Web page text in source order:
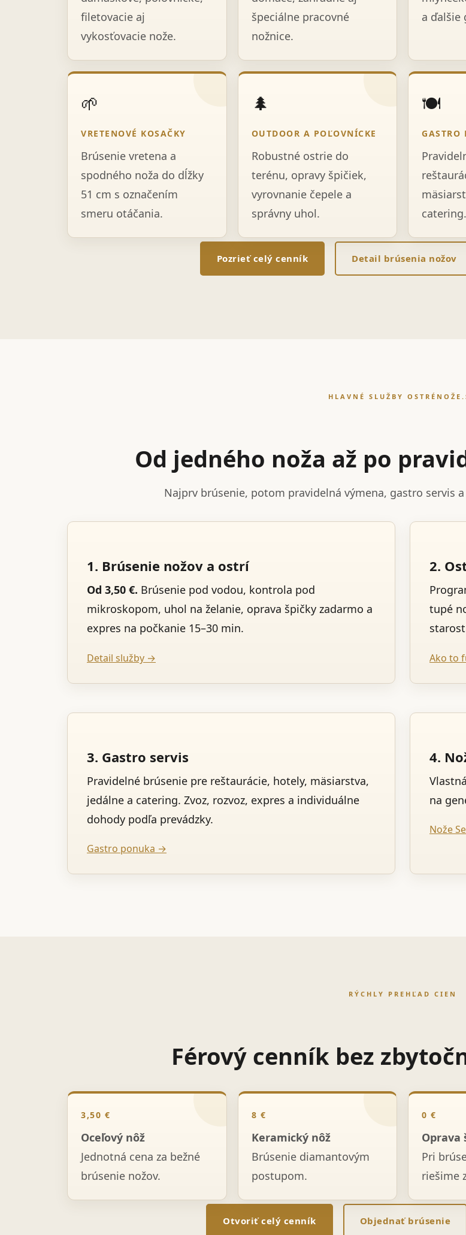
filetovacie aj
vykosťovacie nože.
špeciálne pracovné
nožnice.
a ďalšie
🌱
VRETENOVÉ KOSAČKY
Brúsenie vretena a
spodného noža do dĺžky
51 cm s označením
smeru otáčania.
🌲
OUTDOOR A POĽOVNÍCKE
Robustné ostrie do
terénu, opravy špičiek,
vyrovnanie čepele a
správny uhol.
🍽️
GASTRO
catering.
Pozrieť celý cenník Detail brúsenia nožov
HLAVNÉ SLUŽBY
Od jedného noža až po
Najprv brúsenie, potom pravidelná výmena, gastro servis
1. Brúsenie nožov a ostrí
Od 3,50 €. Brúsenie pod vodou, kontrola pod
mikroskopom, uhol na želanie, oprava špičky zadarmo a
expres na počkanie 15–30 min.
Detail služby →
2.
tupé
Ako to
3. Gastro servis
Pravidelné brúsenie pre reštaurácie, hotely, mäsiarstva,
jedálne a catering. Zvoz, rozvoz, expres a individuálne
dohody podľa prevádzky.
Gastro ponuka →
4.
na
Nože
RÝCHLY PREHĽAD CIEN
Férový cenník bez
3,50 €
Oceľový nôž
Jednotná cena za bežné
brúsenie nožov.
8 €
Keramický nôž
Brúsenie diamantovým
postupom.
0 €
Oprava
Pri
riešime
Otvoriť celý cenník Objednať brúsenie